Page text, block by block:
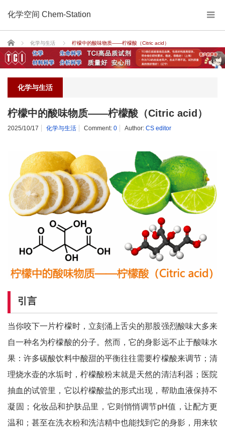
化学空间 Chem-Station
Home 化学与生活 柠檬中的酸味物质——柠檬酸（Citric acid）
化学与生活
柠檬中的酸味物质——柠檬酸（Citric acid）
2025/10/17 化学与生活 Comment: 0 Author: CS editor
引言
当你咬下一片柠檬时，立刻涌上舌尖的那股强烈酸味大多来
自一种名为柠檬酸的分子。然而，它的身影远不止于酸味水
果：许多碳酸饮料中酸甜的平衡往往需要柠檬酸来调节；清
理烧水壶的水垢时，柠檬酸粉末就是天然的清洁利器；医院
抽血的试管里，它以柠檬酸盐的形式出现，帮助血液保持不
凝固；化妆品和护肤品里，它则悄悄调节pH值，让配方更
温和；甚至在洗衣粉和洗洁精中也能找到它的身影，用来软